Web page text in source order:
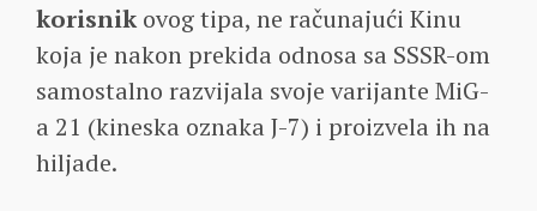
korisnikovog tipa, ne računajući Kinu
koja je nakon prekida odnosa sa SSSR-om
samostalno razvijala svoje varijante MiG-
a 21 (kineska oznaka J-7) i proizvela ih na
hiljade.